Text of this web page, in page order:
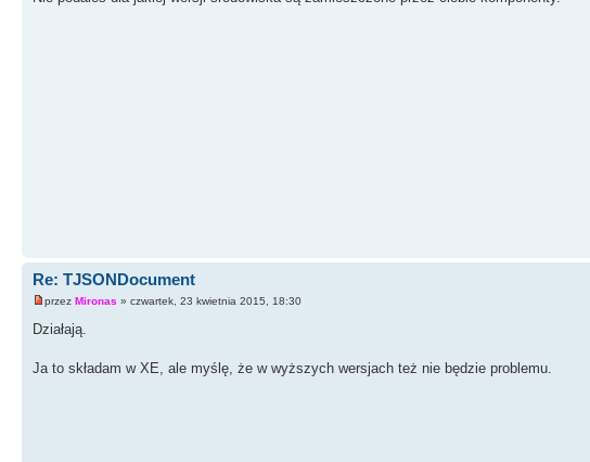
Re: TJSONDocument
przez Mironas » czwartek, 23 kwietnia 2015, 18:30
Działają.
Ja to składam w XE, ale myślę, że w wyższych wersjach też nie będzie problemu.